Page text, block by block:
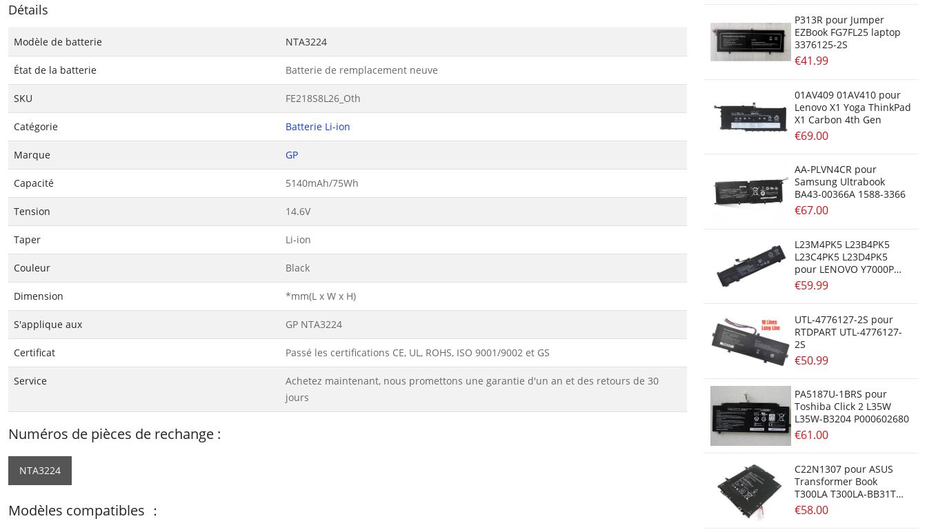
Détails
Modèle de batterie NTA3224
État de la batterie Batterie de remplacement neuve
SKU FE218S8L26_Oth
Catégorie Batterie Li-ion
Marque GP
Capacité 5140mAh/75Wh
Tension 14.6V
Taper Li-ion
Couleur Black
Dimension *mm(L x W x H)
S'applique aux GP NTA3224
Certificat Passé les certifications CE, UL, ROHS, ISO 9001/9002 et GS
Service
Achetez maintenant, nous promettons une garantie d'un an et des retours de 30
jours
Numéros de pièces de rechange :
NTA3224
Modèles compatibles ：
P313R pour Jumper
EZBook FG7FL25 laptop
3376125-2S
€41.99
01AV409 01AV410 pour
Lenovo X1 Yoga ThinkPad
X1 Carbon 4th Gen
€69.00
AA-PLVN4CR pour
Samsung Ultrabook
BA43-00366A 1588-3366
€67.00
L23M4PK5 L23B4PK5
L23C4PK5 L23D4PK5
pour LENOVO Y7000P
R7000P 2024
€59.99
UTL-4776127-2S pour
RTDPART UTL-4776127-
2S
€50.99
PA5187U-1BRS pour
Toshiba Click 2 L35W
L35W-B3204 P000602680
€61.00
C22N1307 pour ASUS
Transformer Book
T300LA T300LA-BB31T
Series
€58.00